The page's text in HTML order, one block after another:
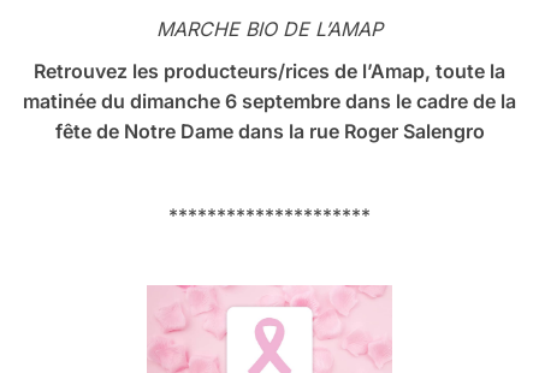
MARCHE BIO DE L’AMAP
Retrouvez les producteurs/rices de l’Amap, toute la
matinée du dimanche 6 septembre dans le cadre de la
fête de Notre Dame dans la rue Roger Salengro
*********************